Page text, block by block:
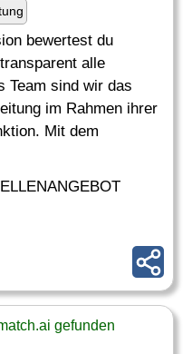
bewertest du
alle
Team sind wir das
im Rahmen ihrer
Mit dem
gefunden